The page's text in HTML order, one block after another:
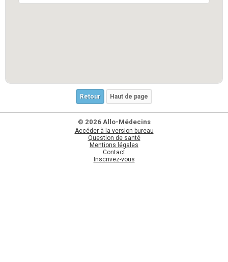
Retour Haut de page
© 2026 Allo-Médecins
Accéder à la version bureau
Question de santé
Mentions légales
Contact
Inscrivez-vous